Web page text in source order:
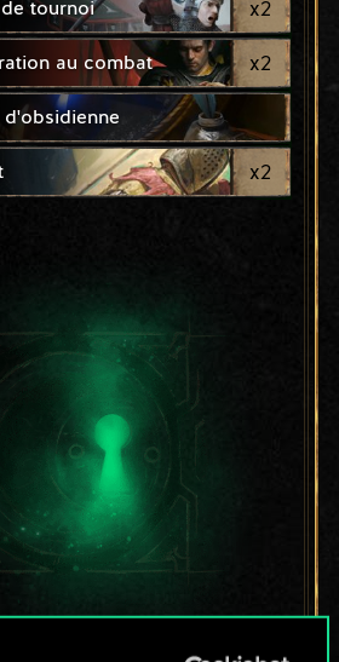
tournoi x2
au combat x2
x2
l'instant, ce